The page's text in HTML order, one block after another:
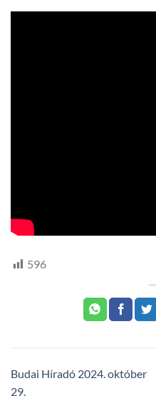
596
Budai Híradó 2024. október
29.